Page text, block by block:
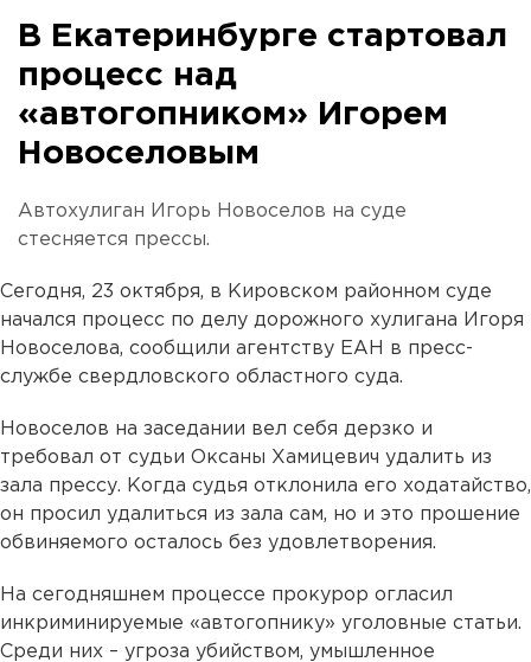
В Екатеринбурге стартовал
процесс над
«автогопником» Игорем
Новоселовым
Автохулиган Игорь Новоселов на суде
стесняется прессы.
Сегодня, 23 октября, в Кировском районном суде
начался процесс по делу дорожного хулигана Игоря
Новоселова, сообщили агентству ЕАН в пресс-
службе свердловского областного суда.
Новоселов на заседании вел себя дерзко и
требовал от судьи Оксаны Хамицевич удалить из
зала прессу. Когда судья отклонила его ходатайство,
он просил удалиться из зала сам, но и это прошение
обвиняемого осталось без удовлетворения.
На сегодняшнем процессе прокурор огласил
инкриминируемые «автогопнику» уголовные статьи.
Среди них – угроза убийством, умышленное